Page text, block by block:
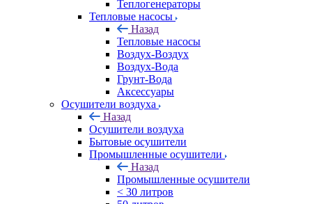
Теплогенераторы
Тепловые насосы
Назад
Тепловые насосы
Воздух-Воздух
Воздух-Вода
Грунт-Вода
Аксессуары
Осушители воздуха
Назад
Осушители воздуха
Бытовые осушители
Промышленные осушители
Назад
Промышленные осушители
< 30 литров